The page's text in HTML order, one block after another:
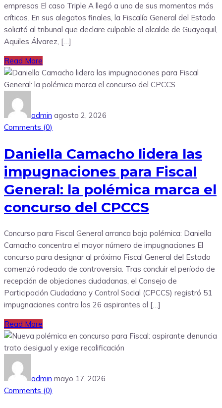
empresas El caso Triple A llegó a uno de sus momentos más
críticos. En sus alegatos finales, la Fiscalía General del Estado
solicitó al tribunal que declare culpable al alcalde de Guayaquil,
Aquiles Álvarez, […]
Read More
admin agosto 2, 2026
Comments (0)
Daniella Camacho lidera las
impugnaciones para Fiscal
General: la polémica marca el
concurso del CPCCS
Concurso para Fiscal General arranca bajo polémica: Daniella
Camacho concentra el mayor número de impugnaciones El
concurso para designar al próximo Fiscal General del Estado
comenzó rodeado de controversia. Tras concluir el período de
recepción de objeciones ciudadanas, el Consejo de
Participación Ciudadana y Control Social (CPCCS) registró 51
impugnaciones contra los 26 aspirantes al […]
Read More
admin mayo 17, 2026
Comments (0)